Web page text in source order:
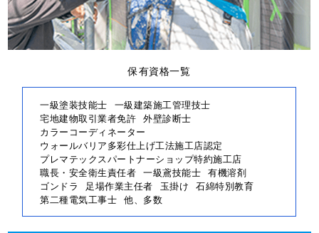
保有資格一覧
一級塗装技能士 一級建築施工管理技士
宅地建物取引業者免許 外壁診断士
カラーコーディネーター
ウォールバリア多彩仕上げ工法施工店認定
プレマテックスパートナーショップ特約施工店
職長・安全衛生責任者 一級鳶技能士 有機溶剤
ゴンドラ
足場作業主任者 玉掛け 石綿特別教育
第二種電気工事士 他、多数